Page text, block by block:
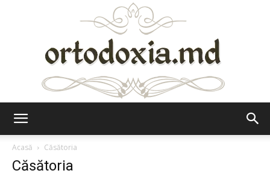
Acasă
Căsătoria
Căsătoria